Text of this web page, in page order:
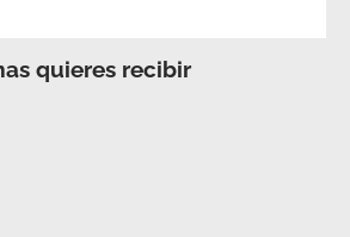
quieres recibir